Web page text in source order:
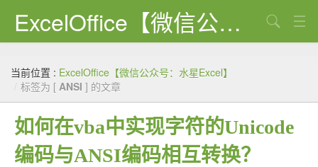
ExcelOffice【微信公众号：水星Excel】
资源下载
VBA代码大全
EXCEL VBA
当前位置 : ExcelOffice【微信公众号：水星Excel】
/ 标签为 [ ANSI ] 的文章
如何在vba中实现字符的Unicode
编码与ANSI编码相互转换？